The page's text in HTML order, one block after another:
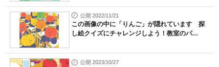
公開 2022/11/21
この画像の中に「りんご」が隠れています 探
し絵クイズにチャレンジしよう！教室のパ...
公開 2023/10/27